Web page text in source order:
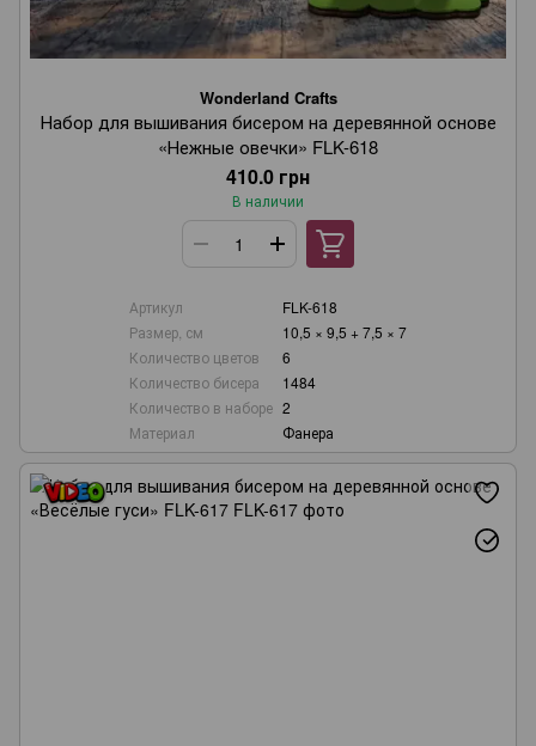
Wonderland Crafts
Набор для вышивания бисером на деревянной основе
«Нежные овечки» FLK-618
410.0 грн
В наличии
Артикул
FLK-618
Размер, см
10,5 × 9,5 + 7,5 × 7
Количество цветов
6
Количество бисера
1484
Количество в наборе 2
Материал
Фанера